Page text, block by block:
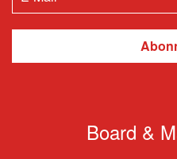
Board &